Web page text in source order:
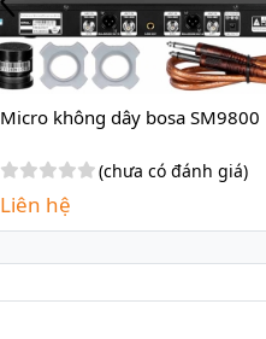
Micro không dây bosa SM9800
(chưa có đánh giá)
Liên hệ